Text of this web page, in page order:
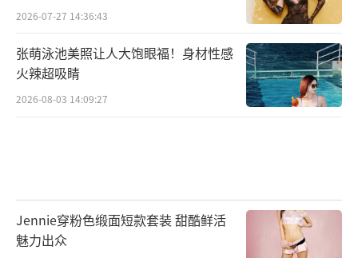
2026-07-27 14:36:43
张萌泳池美照让人大饱眼福！身材性感
火辣超吸睛
2026-08-03 14:09:27
Jennie穿粉色缎面短款套装 甜酷鲜活
魅力出众